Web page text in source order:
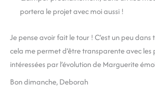
portera le projet avec moi aussi !
Je pense avoir fait le tour ! C’est un peu dans
cela me permet d’être transparente avec les
intéressées par l’évolution de Marguerite
Bon dimanche, Deborah